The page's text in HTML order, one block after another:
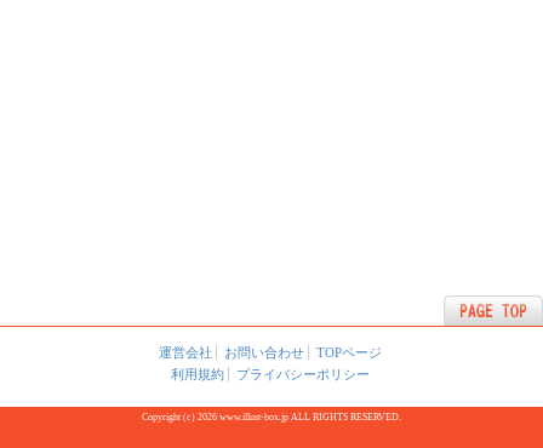
運営会社 お問い合わせ
TOPページ
利用規約
プライバシーポリシー
Copyright (c) 2026 www.illust-box.jp ALL RIGHTS RESERVED.